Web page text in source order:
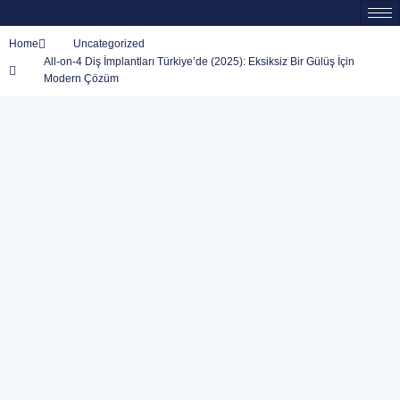
Home
Uncategorized
All-on-4 Diş İmplantları Türkiye’de (2025): Eksiksiz Bir Gülüş İçin
Modern Çözüm